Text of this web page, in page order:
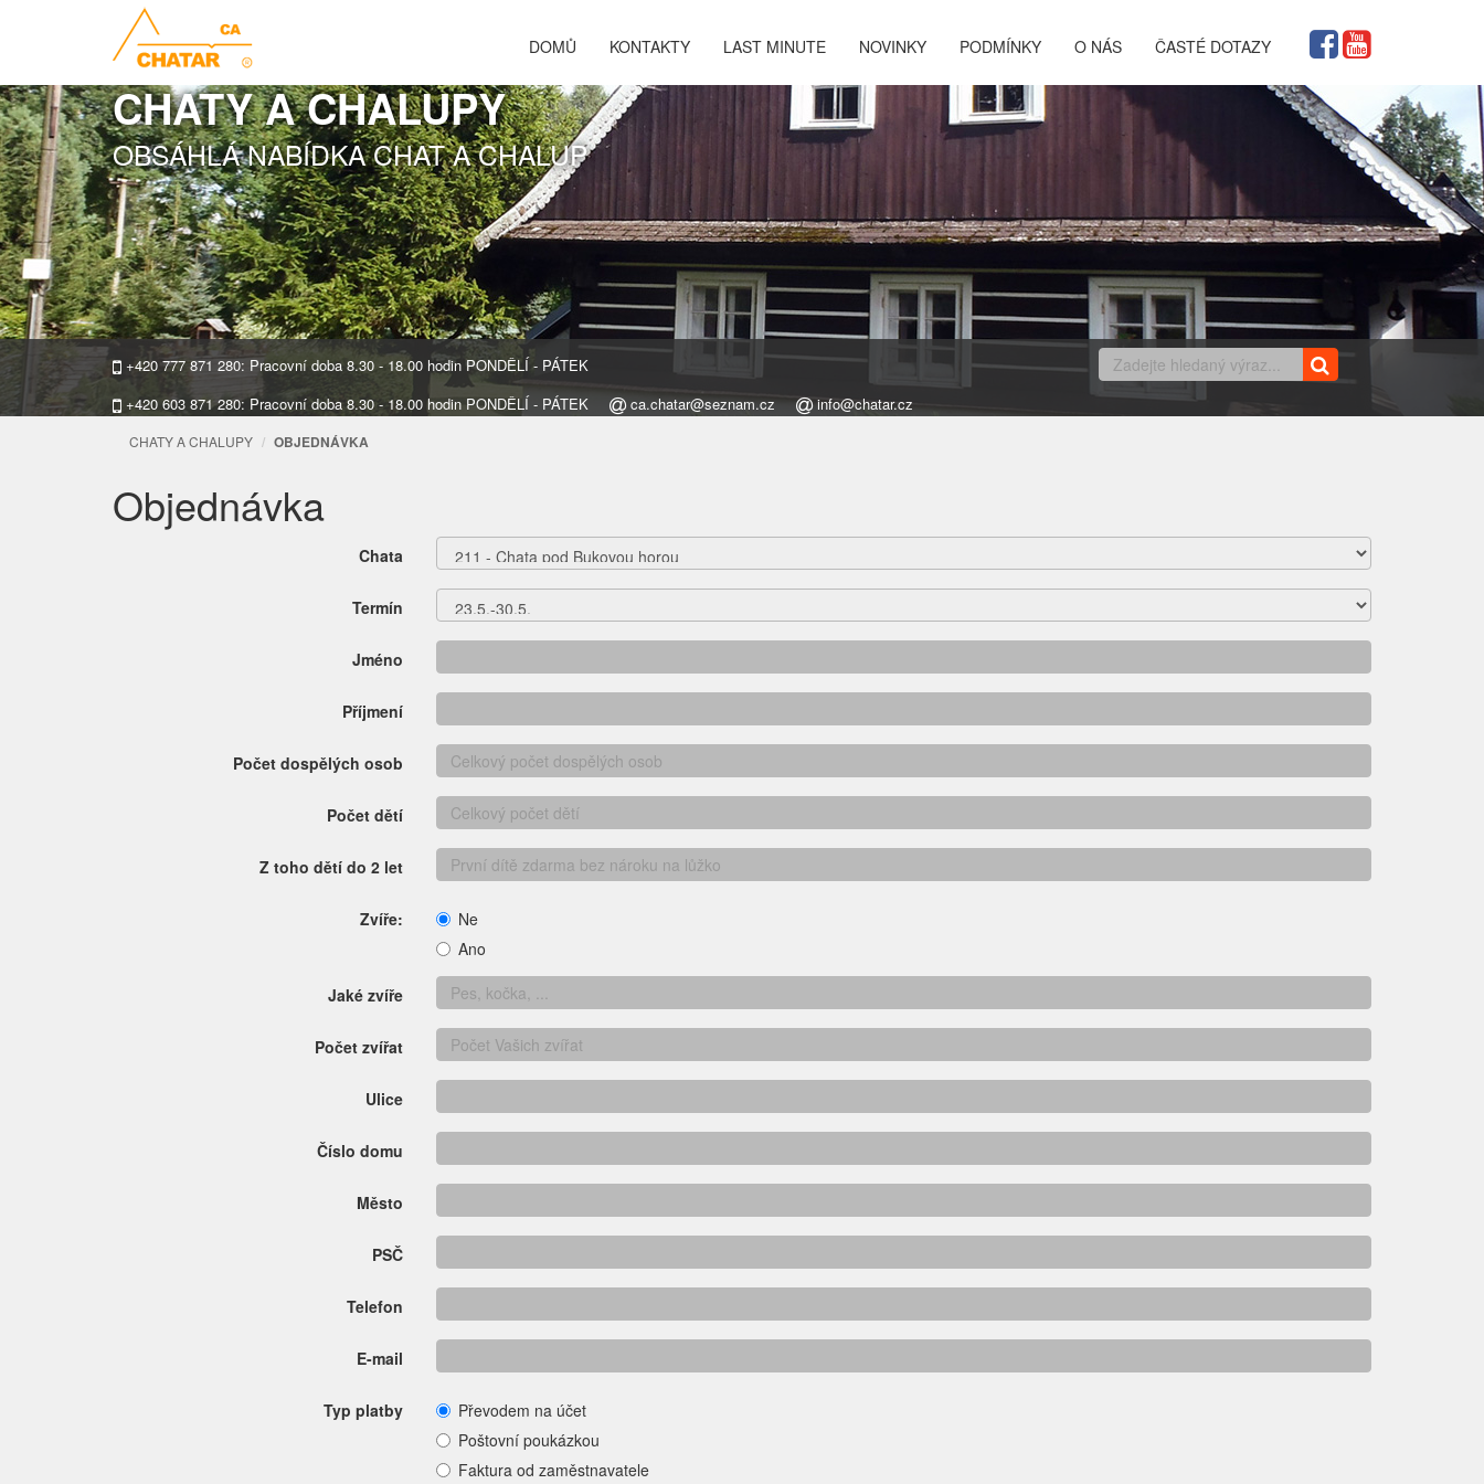
DOMŮ KONTAKTY LAST MINUTE NOVINKY PODMÍNKY O NÁS ČASTÉ DOTAZY
CHATY A CHALUPY
OBSÁHLÁ NABÍDKA CHAT A CHALUP
+420 777 871 280: Pracovní doba 8.30 - 18.00 hodin PONDĚLÍ - PÁTEK
+420 603 871 280: Pracovní doba 8.30 - 18.00 hodin PONDĚLÍ - PÁTEK
ca.chatar@seznam.cz info@chatar.cz
CHATY A CHALUPY OBJEDNÁVKA
Objednávka
Chata
Termín
Jméno
Příjmení
Počet dospělých osob
Počet dětí
Z toho dětí do 2 let
Zvíře:
Ne
Ano
Jaké zvíře
Počet zvířat
Ulice
Číslo domu
Město
PSČ
Telefon
E-mail
Typ platby
Převodem na účet
Poštovní poukázkou
Faktura od zaměstnavatele